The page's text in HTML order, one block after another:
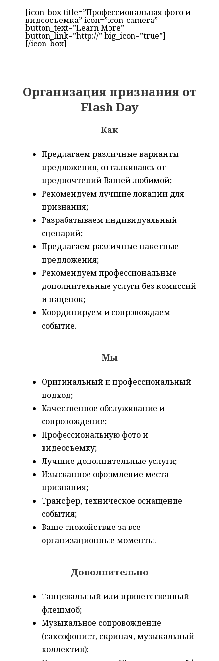
[icon_box title=”Профессиональная фото и
видеосъемка” icon=”icon-camera”
button_text=”Learn More”
button_link=”http://” big_icon=”true”]
[/icon_box]
Организация признания от
Flash Day
Как
Предлагаем различные варианты
предложения, отталкиваясь от
предпочтений Вашей любимой;
Рекомендуем лучшие локации для
признания;
Разрабатываем индивидуальный
сценарий;
Предлагаем различные пакетные
предложения;
Рекомендуем профессиональные
дополнительные услуги без комиссий
и наценок;
Координируем и сопровождаем
событие.
Мы
Оригинальный и профессиональный
подход;
Качественное обслуживание и
сопровождение;
Профессиональную фото и
видеосъемку;
Лучшие дополнительные услуги;
Изысканное оформление места
признания;
Трансфер, техническое оснащение
события;
Ваше спокойствие за все
организационные моменты.
Дополнительно
Танцевальный или приветственный
флешмоб;
Музыкальное сопровождение
(саксофонист, скрипач, музыкальный
коллектив);